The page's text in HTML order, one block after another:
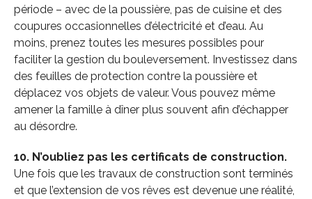
période – avec de la poussière, pas de cuisine et des
coupures occasionnelles d’électricité et d’eau. Au
moins, prenez toutes les mesures possibles pour
faciliter la gestion du bouleversement. Investissez dans
des feuilles de protection contre la poussière et
déplacez vos objets de valeur. Vous pouvez même
amener la famille à dîner plus souvent afin d’échapper
au désordre.
10. N’oubliez pas les certificats de construction.
Une fois que les travaux de construction sont terminés
et que l’extension de vos rêves est devenue une réalité,